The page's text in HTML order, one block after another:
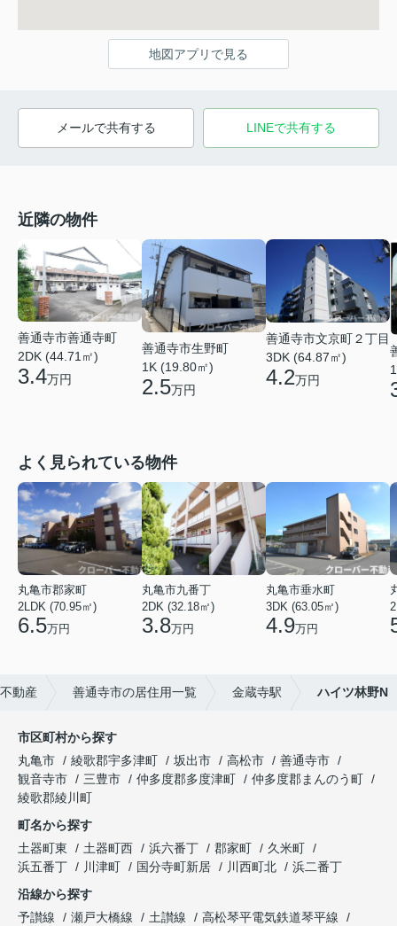
地図アプリで見る
メールで共有する LINEで共有する
近隣の物件
善通寺市善通寺町
2DK (44.71㎡)
3.4万円
善通寺市生野町
1K (19.80㎡)
2.5万円
善通寺市文京町２丁目
3DK (64.87㎡)
4.2万円
よく見られている物件
丸亀市郡家町
2LDK (70.95㎡)
6.5万円
丸亀市九番丁
2DK (32.18㎡)
3.8万円
丸亀市垂水町
3DK (63.05㎡)
4.9万円
動産 善通寺市の居住用一覧 金蔵寺駅 ハイツ林野N
市区町村から探す
丸亀市
綾歌郡宇多津町 坂出市 高松市
善通寺市
観音寺市
三豊市 仲多度郡多度津町
仲多度郡まんのう町
綾歌郡綾川町
町名から探す
土器町東
土器町西 浜六番丁 郡家町
久米町
浜五番丁
川津町 国分寺町新居 川西町北
浜二番丁
沿線から探す
予讃線
瀬戸大橋線 土讃線
高松琴平電気鉄道琴平線